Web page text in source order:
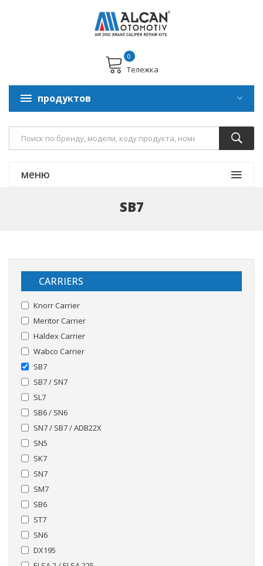
Тележка
0
продуктов
меню
SB7
CARRIERS
Knorr Carrier
Meritor Carrier
Haldex Carrier
Wabco Carrier
SB7
SB7 / SN7
SL7
SB6 / SN6
SN7 / SB7 / ADB22X
SN5
SK7
SN7
SM7
SB6
ST7
SN6
DX195